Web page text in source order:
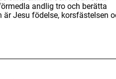
andlig tro och berätta
Jesu födelse, korsfästelsen